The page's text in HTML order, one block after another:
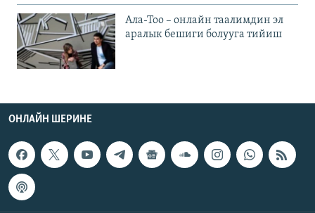
Ала-Тоо – онлайн таалимдин эл
аралык бешиги болууга тийиш
ОНЛАЙН ШЕРИНЕ